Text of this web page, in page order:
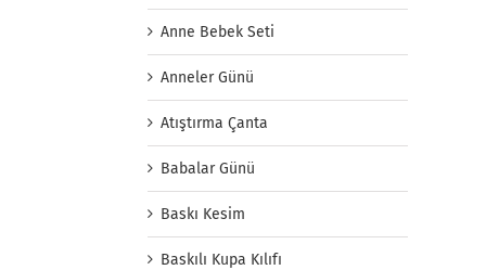
Anne Bebek Seti
Anneler Günü
Atıştırma Çanta
Babalar Günü
Baskı Kesim
Baskılı Kupa Kılıfı